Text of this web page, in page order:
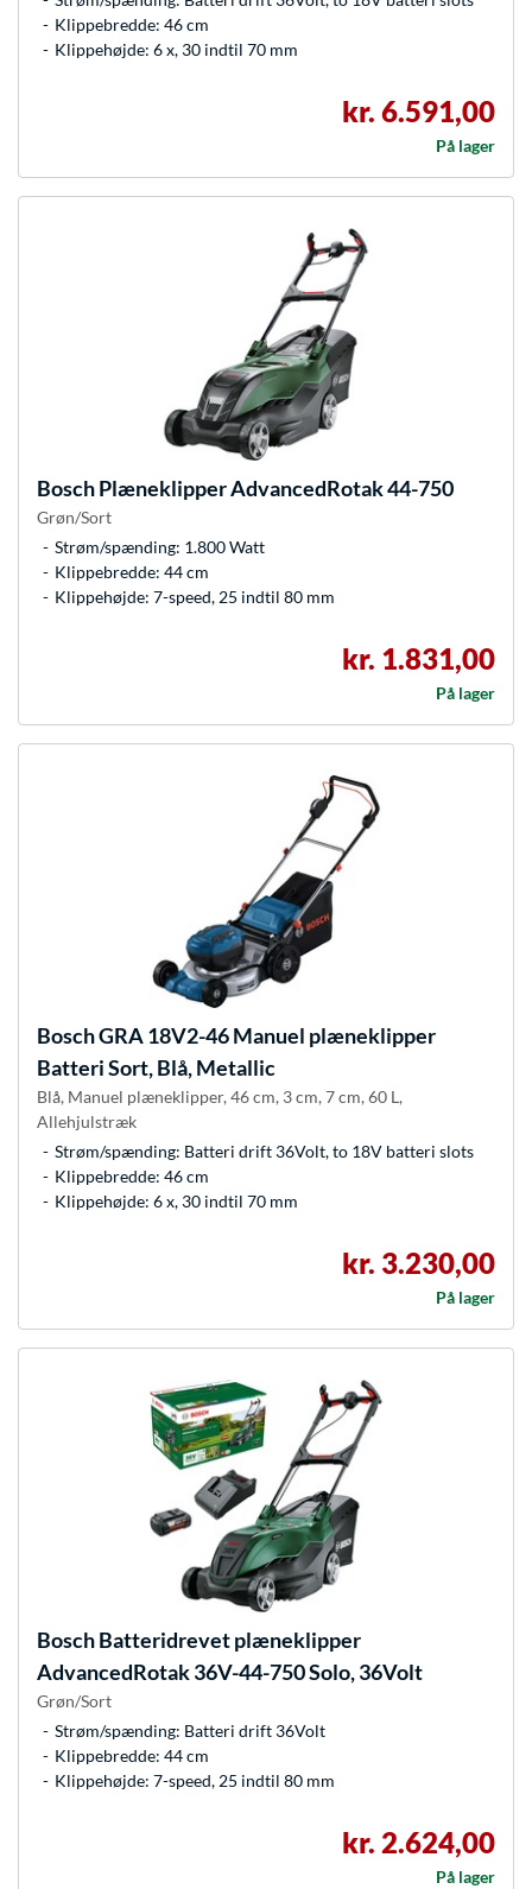
Klippebredde: 46 cm
Klippehøjde: 6 x, 30 indtil 70 mm
kr. 6.591,00
På lager
BoschPlæneklipper AdvancedRotak 44-750
Grøn/Sort
Strøm/spænding: 1.800 Watt
Klippebredde: 44 cm
Klippehøjde: 7-speed, 25 indtil 80 mm
kr. 1.831,00
På lager
BoschGRA 18V2-46 Manuel plæneklipper
Batteri Sort, Blå, Metallic
Blå, Manuel plæneklipper, 46 cm, 3 cm, 7 cm, 60 L,
Allehjulstræk
Strøm/spænding: Batteri drift 36Volt, to 18V batteri slots
Klippebredde: 46 cm
Klippehøjde: 6 x, 30 indtil 70 mm
kr. 3.230,00
På lager
BoschBatteridrevet plæneklipper
AdvancedRotak 36V-44-750 Solo, 36Volt
Grøn/Sort
Strøm/spænding: Batteri drift 36Volt
Klippebredde: 44 cm
Klippehøjde: 7-speed, 25 indtil 80 mm
kr. 2.624,00
På lager